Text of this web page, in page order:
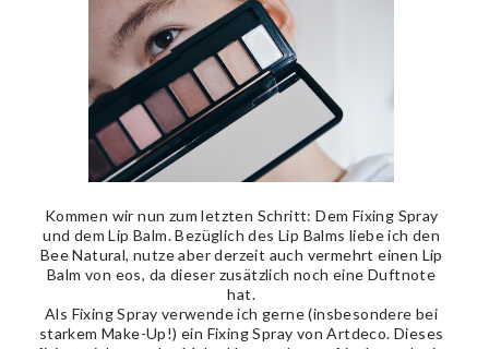
Kommen wir nun zum letzten Schritt: Dem Fixing Spray
und dem Lip Balm. Bezüglich des Lip Balms liebe ich den
Bee Natural, nutze aber derzeit auch vermehrt einen Lip
Balm von eos, da dieser zusätzlich noch eine Duftnote
hat.
Als Fixing Spray verwende ich gerne (insbesondere bei
starkem Make-Up!) ein Fixing Spray von Artdeco. Dieses